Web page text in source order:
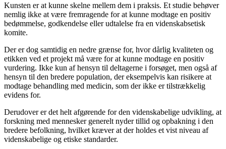
Kunsten er at kunne skelne mellem dem i praksis. Et studie behøver
nemlig ikke at være fremragende for at kunne modtage en positiv
bedømmelse, godkendelse eller udtalelse fra en videnskabsetisk
komite.
Der er dog samtidig en nedre grænse for, hvor dårlig kvaliteten og
etikken ved et projekt må være for at kunne modtage en positiv
vurdering. Ikke kun af hensyn til deltagerne i forsøget, men også af
hensyn til den bredere population, der eksempelvis kan risikere at
modtage behandling med medicin, som der ikke er tilstrækkelig
evidens for.
Derudover er det helt afgørende for den videnskabelige udvikling, at
forskning med mennesker generelt nyder tillid og opbakning i den
bredere befolkning, hvilket kræver at der holdes et vist niveau af
videnskabelige og etiske standarder.